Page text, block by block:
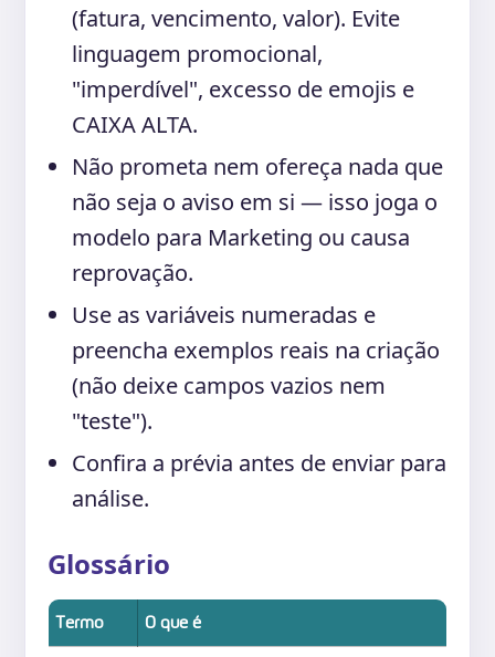
(fatura, vencimento, valor). Evite
linguagem promocional,
"imperdível", excesso de emojis e
CAIXA ALTA.
Não prometa nem ofereça nada que
não seja o aviso em si — isso joga o
modelo para Marketing ou causa
reprovação.
Use as variáveis numeradas e
preencha exemplos reais na criação
(não deixe campos vazios nem
"teste").
Confira a prévia antes de enviar para
análise.
Glossário
Termo O que é